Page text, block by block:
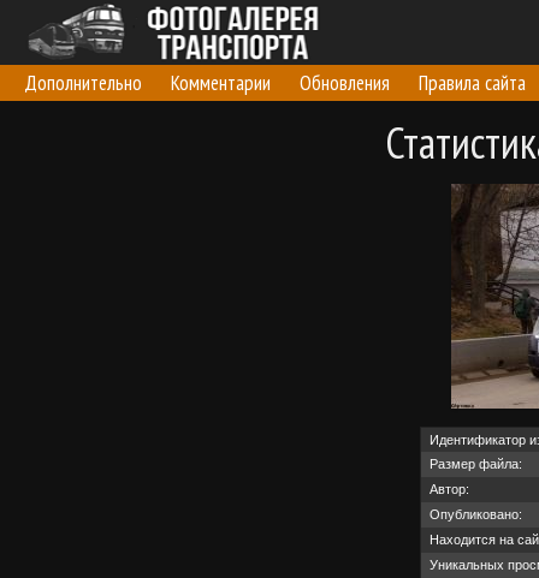
Дополнительно Комментарии Обновления Правила сайта
Идентификатор
Размер файла:
Автор:
Опубликовано:
Находится на
Уникальных